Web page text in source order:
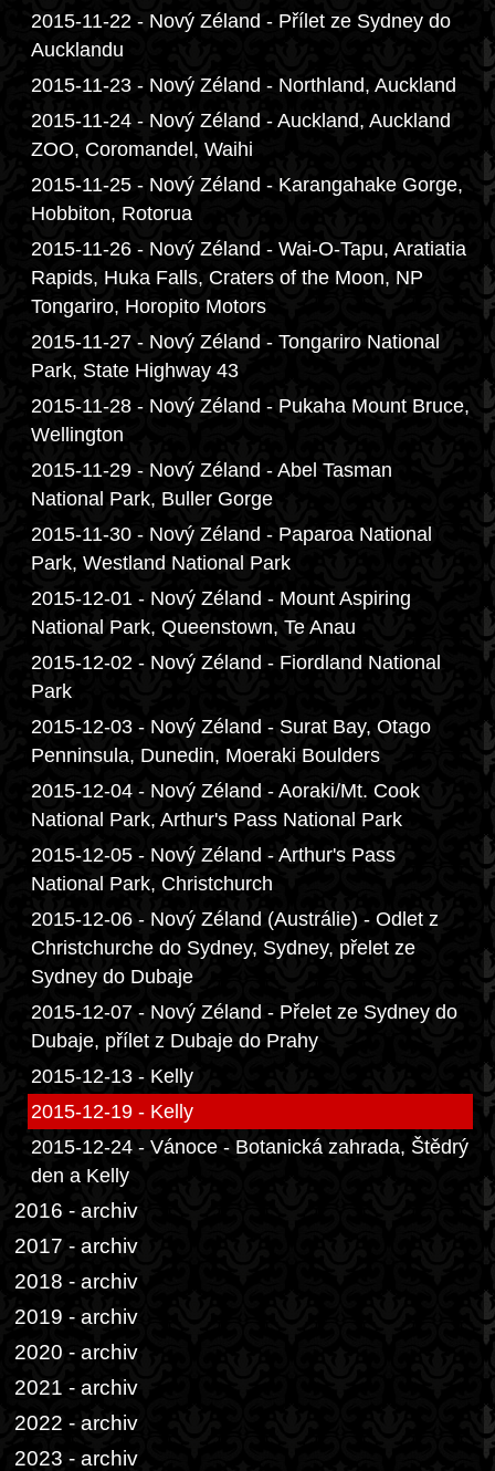
2015-11-22 - Nový Zéland - Přílet ze Sydney do
Aucklandu
2015-11-23 - Nový Zéland - Northland, Auckland
2015-11-24 - Nový Zéland - Auckland, Auckland
ZOO, Coromandel, Waihi
2015-11-25 - Nový Zéland - Karangahake Gorge,
Hobbiton, Rotorua
2015-11-26 - Nový Zéland - Wai-O-Tapu, Aratiatia
Rapids, Huka Falls, Craters of the Moon, NP
Tongariro, Horopito Motors
2015-11-27 - Nový Zéland - Tongariro National
Park, State Highway 43
2015-11-28 - Nový Zéland - Pukaha Mount Bruce,
Wellington
2015-11-29 - Nový Zéland - Abel Tasman
National Park, Buller Gorge
2015-11-30 - Nový Zéland - Paparoa National
Park, Westland National Park
2015-12-01 - Nový Zéland - Mount Aspiring
National Park, Queenstown, Te Anau
2015-12-02 - Nový Zéland - Fiordland National
Park
2015-12-03 - Nový Zéland - Surat Bay, Otago
Penninsula, Dunedin, Moeraki Boulders
2015-12-04 - Nový Zéland - Aoraki/Mt. Cook
National Park, Arthur's Pass National Park
2015-12-05 - Nový Zéland - Arthur's Pass
National Park, Christchurch
2015-12-06 - Nový Zéland (Austrálie) - Odlet z
Christchurche do Sydney, Sydney, přelet ze
Sydney do Dubaje
2015-12-07 - Nový Zéland - Přelet ze Sydney do
Dubaje, přílet z Dubaje do Prahy
2015-12-13 - Kelly
2015-12-19 - Kelly
2015-12-24 - Vánoce - Botanická zahrada, Štědrý
den a Kelly
2016 - archiv
2017 - archiv
2018 - archiv
2019 - archiv
2020 - archiv
2021 - archiv
2022 - archiv
2023 - archiv